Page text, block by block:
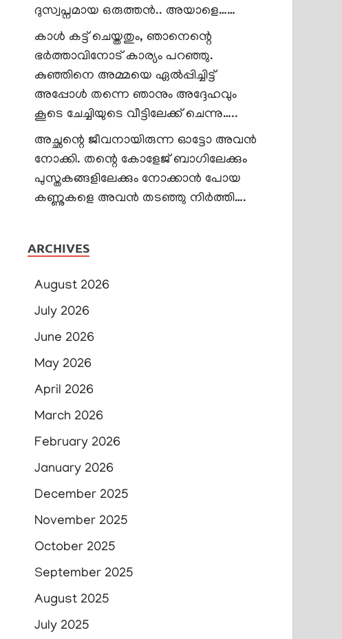
ദുസ്വപ്നമായ ഒരുത്തൻ.. അയാളെ……
കാൾ കട്ട് ചെയ്തതും, ഞാനെന്റെ
ഭർത്താവിനോട് കാര്യം പറഞ്ഞു.
കുഞ്ഞിനെ അമ്മയെ ഏൽപ്പിച്ചിട്ട്
അപ്പോൾ തന്നെ ഞാനും അദ്ദേഹവും
കൂടെ ചേച്ചിയുടെ വീട്ടിലേക്ക് ചെന്നു…..
അച്ഛന്റെ ജീവനായിരുന്ന ഓട്ടോ അവൻ
നോക്കി. തന്റെ കോളേജ് ബാഗിലേക്കും
പുസ്തകങ്ങളിലേക്കും നോക്കാൻ പോയ
കണ്ണുകളെ അവൻ തടഞ്ഞു നിർത്തി….
ARCHIVES
August 2026
July 2026
June 2026
May 2026
April 2026
March 2026
February 2026
January 2026
December 2025
November 2025
October 2025
September 2025
August 2025
July 2025